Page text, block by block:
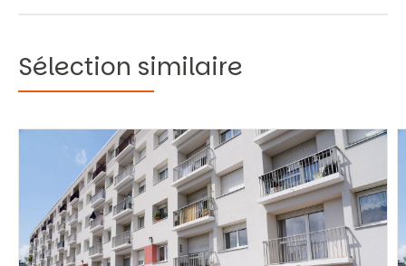
Sélection similaire